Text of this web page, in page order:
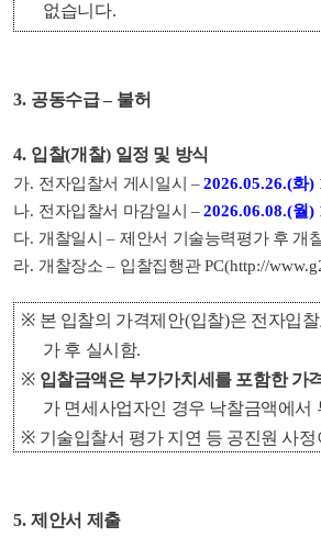
없습니다.
3. 공동수급– 불허
4. 입찰(개찰) 일정 및 방식
가. 전자입찰서 게시일시 – 2026.05.26.(화)
나. 전자입찰서 마감일시 – 2026.06.08.(월)
다. 개찰일시–제안서 기술능력평가 후 개
라. 개찰장소– 입찰집행관PC(http://
※ 본 입찰의 가격제안(입찰)은 전자입
가 후 실시함.
※ 입찰금액은 부가가치세를 포함한 가
가 면세사업자인 경우 낙찰금액에
※ 기술입찰서 평가 지연 등 공진원 사
5.제안서 제출